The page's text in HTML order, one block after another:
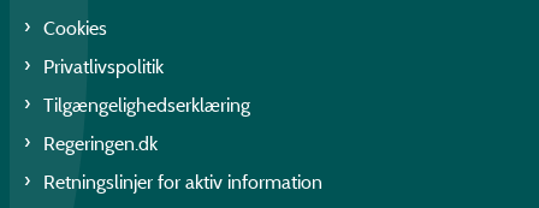
Cookies
Privatlivspolitik
Tilgængelighedserklæring
Regeringen.dk
Retningslinjer for aktiv information